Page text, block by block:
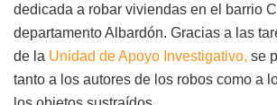
dedicada a robar viviendas en el barrio
departamento Albardón. Gracias a las
de la Unidad de Apoyo Investigativo, se
tanto a los autores de los robos como a